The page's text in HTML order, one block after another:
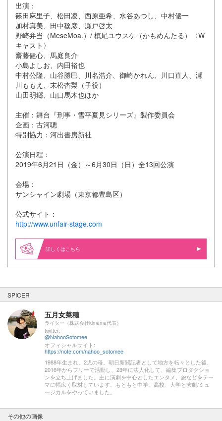
出演：
篠田麻里子、松田凌、西原亜希、水谷あつし、中村優一
加村真美、田中稔彦、瀬戸啓太
野崎弁当（MeseMoa.）/ 槙尾ユウスケ（かもめんたる）〈W
キャスト〉
齋藤健心、馬庭良介
小島よしお、内田裕也
中村公隆、山谷勝巳、川名浩介、御崎かれん、川口直人、瀬
川ももえ、末松杏梨（子役）
山田明郷、山口馬木也ほか
主催：舞台『刑事・雪平夏見シリーズ』製作委員会
企画：古河聰
特別協力：河出書房新社
公演日程：
2019年6月21日（金）～6月30日（日）全13回公演
会場：
サンシャイン劇場（東京都豊島区）
公式サイト：
http://www.unfair-stage.com
詳しくはこちら
SPICER
五月女菜穂
ライター（株式会社kimama代表）
twitter:
@NahooSotomee
オフィシャルサイト:
https://note.com/nahoo_sotomee
1988年生まれ。2児の母。朝日新聞記者として地方を転々とした後、
2016年からフリーで活動し、23年に法人化して、編集プロダクショ
ンを立ち上げました。主に演劇を中心としたエンタメ、旅などをテー
マに幅広く取材しています。もともと中学、高校、大学と演劇/ミュ
ージカルをやっていました。
その他の画像